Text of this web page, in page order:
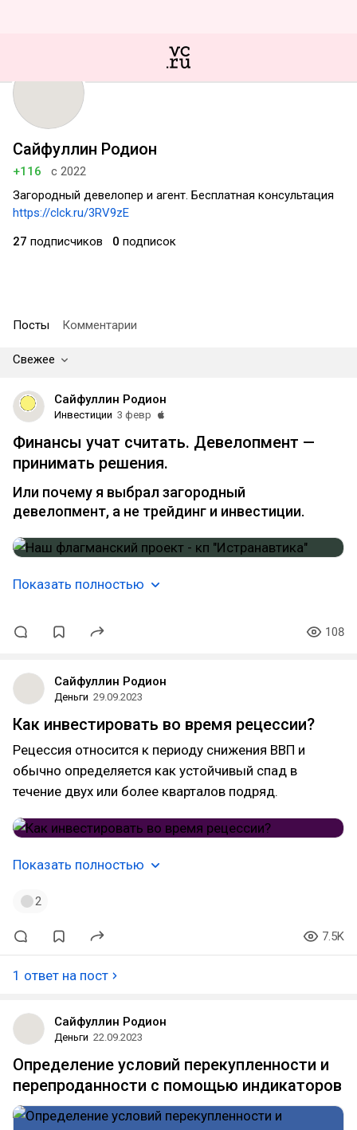
Сайфуллин Родион
+116
с 2022
Загородный девелопер и агент. Бесплатная консультация
https://clck.ru/3RV9zE
27 подписчиков 0 подписок
Посты Комментарии
Свежее
Сайфуллин Родион
Инвестиции 3 февр
Финансы учат считать. Девелопмент —
принимать решения.
Или почему я выбрал загородный
девелопмент, а не трейдинг и инвестиции.
Показать полностью
108
Сайфуллин Родион
Деньги 29.09.2023
Как инвестировать во время рецессии?
Рецессия относится к периоду снижения ВВП и
обычно определяется как устойчивый спад в
течение двух или более кварталов подряд.
Показать полностью
2
7.5K
1 ответ на пост
Сайфуллин Родион
Деньги 22.09.2023
Определение условий перекупленности и
перепроданности с помощью индикаторов